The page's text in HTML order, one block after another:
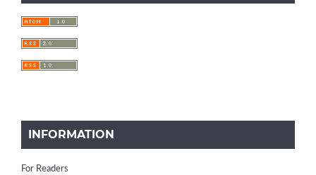
INFORMATION
For Readers